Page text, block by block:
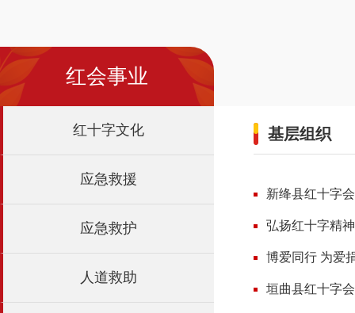
红会事业
红十字文化
应急救援
应急救护
人道救助
基层组织
新绛县红十字
弘扬红十字精
博爱同行 为爱
垣曲县红十字